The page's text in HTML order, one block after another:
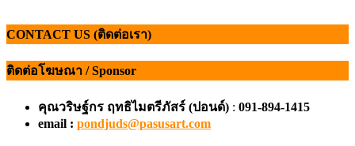
CONTACT US (ติดต่อเรา)
ติดต่อโฆษณา / Sponsor
คุณวริษฐ์กร ฤทธิไมตรีภัสร์ (ปอนด์) : 091-894-1415
email : pondjuds@pasusart.com